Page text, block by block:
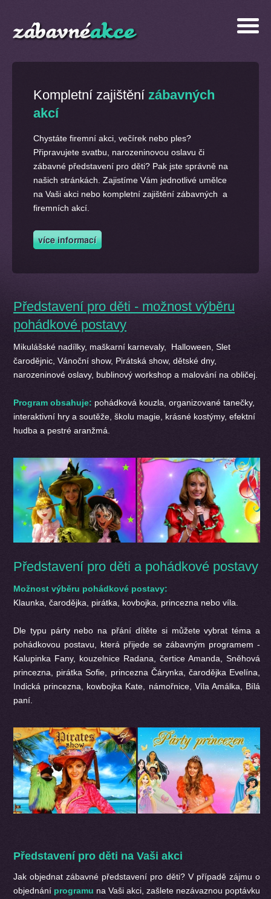
Kompletní zajištění zábavných
akcí
Chystáte firemní akci, večírek nebo ples?
Připravujete svatbu, narozeninovou oslavu či
zábavné představení pro děti? Pak jste správně na
našich stránkách. Zajistíme Vám jednotlivé umělce
na Vaši akci nebo kompletní zajištění zábavných a
firemních akcí.
Představení pro děti - možnost výběru
pohádkové postavy
Mikulášské nadílky, maškarní karnevaly, Halloween, Slet
čarodějnic, Vánoční show, Pirátská show, dětské dny,
narozeninové oslavy, bublinový workshop a malování na obličej.
Program obsahuje: pohádková kouzla, organizované tanečky,
interaktivní hry a soutěže, školu magie, krásné kostýmy, efektní
hudba a pestré aranžmá.
Představení pro děti a pohádkové postavy
Možnost výběru pohádkové postavy:
Klaunka, čarodějka, pirátka, kovbojka, princezna nebo víla.
Dle typu párty nebo na přání dítěte si můžete vybrat téma a
pohádkovou postavu, která přijede se zábavným programem -
Kalupinka Fany, kouzelnice Radana, čertice Amanda, Sněhová
princezna, pirátka Sofie, princezna Čárynka, čarodějka Evelína,
Indická princezna, kowbojka Kate, námořnice, Víla Amálka, Bílá
paní.
Představení pro děti na Vaši akci
Jak objednat zábavné představení pro děti? V případě zájmu o
objednání programu na Vaši akci, zašlete nezávaznou poptávku